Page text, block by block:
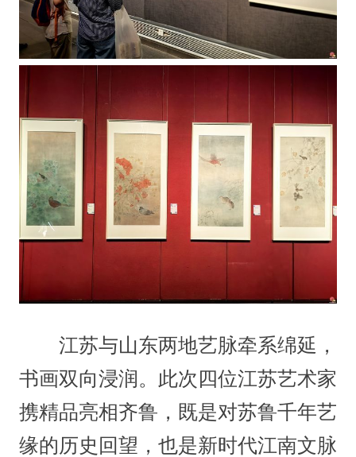
江苏与山东两地艺脉牵系绵延，
书画双向浸润。此次四位江苏艺术家
携精品亮相齐鲁，既是对苏鲁千年艺
缘的历史回望，也是新时代江南文脉